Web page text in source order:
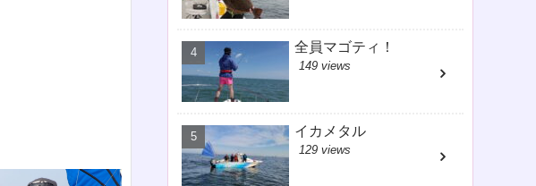
全員マゴティ！
149 views
イカメタル
129 views